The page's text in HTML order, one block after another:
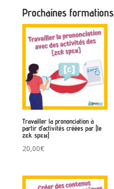
Prochaines formations
Travailler la prononciation à
partir d’activités créées par [le
zɛk spɛʁ]
20,00€